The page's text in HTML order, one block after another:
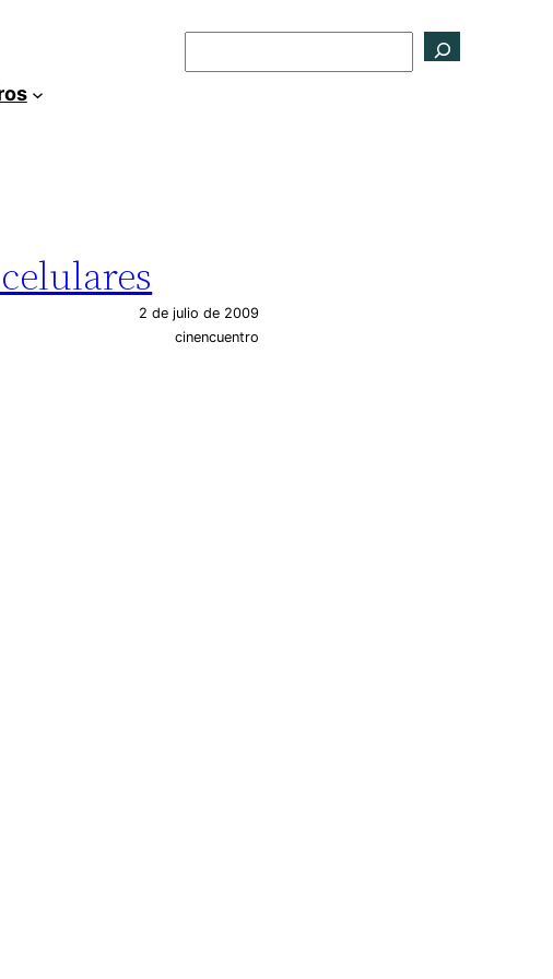
2 de julio de 2009
cinencuentro